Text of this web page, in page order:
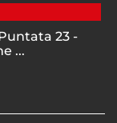
23 -
...